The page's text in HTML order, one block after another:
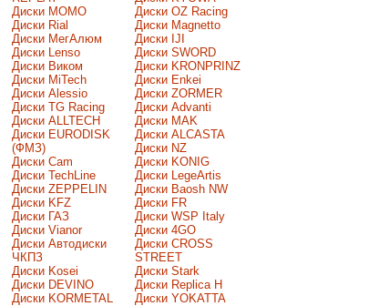
Диски MOMO
Диски Rial
Диски МегАлюм
Диски Lenso
Диски Виком
Диски MiTech
Диски Alessio
Диски TG Racing
Диски ALLTECH
Диски EURODISK
(ФМЗ)
Диски Cam
Диски TechLine
Диски ZEPPELIN
Диски KFZ
Диски ГАЗ
Диски Vianor
Диски Автодиски
ЧКПЗ
Диски Kosei
Диски DEVINO
Диски KORMETAL
Диски OZ Racing
Диски Magnetto
Диски IJI
Диски SWORD
Диски KRONPRINZ
Диски Enkei
Диски ZORMER
Диски Advanti
Диски MAK
Диски ALCASTA
Диски NZ
Диски KONIG
Диски LegeArtis
Диски Baosh NW
Диски FR
Диски WSP Italy
Диски 4GO
Диски CROSS
STREET
Диски Stark
Диски Replica H
Диски YOKATTA